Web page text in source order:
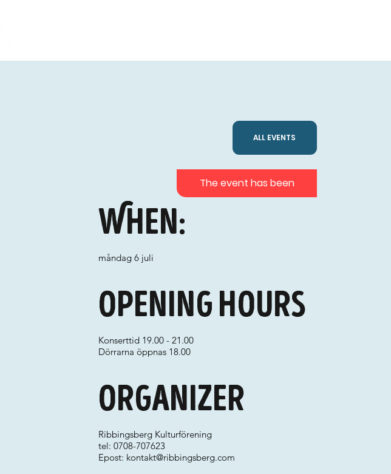
ALL EVENTS
When:
måndag 6 juli
Organizer
Ribbingsberg Kulturförening
tel: 0708-707623
Epost: kontakt@ribbingsberg.com
Opening hours
Konserttid 19.00 - 21.00
Dörrarna öppnas 18.00
The event has been